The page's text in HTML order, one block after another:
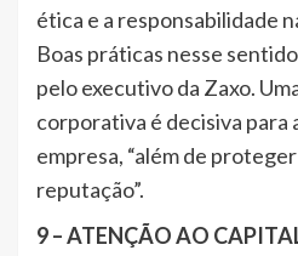
ética e a responsabilidade
Boas práticas nesse
pelo executivo da Zaxo.
corporativa é decisiva para
empresa, “além de
reputação”.
9 – ATENÇÃO AO